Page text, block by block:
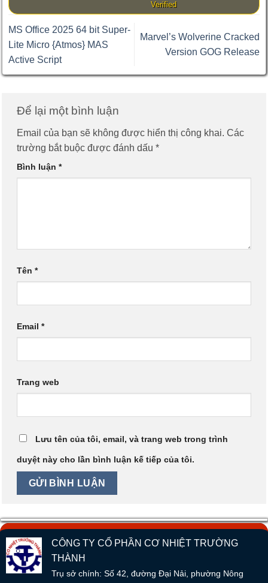
Verified
MS Office 2025 64 bit Super-
Lite Micro {Atmos} MAS
Active Script
Marvel’s Wolverine Cracked
Version GOG Release
Để lại một bình luận
Email của bạn sẽ không được hiển thị công khai. Các
trường bắt buộc được đánh dấu *
Bình luận *
Tên *
Email *
Trang web
Lưu tên của tôi, email, và trang web trong trình
duyệt này cho lần bình luận kế tiếp của tôi.
CÔNG TY CỔ PHẦN CƠ NHIỆT TRƯỜNG
THÀNH
Trụ sở chính: Số 42, đường Đại Nải, phường Nông